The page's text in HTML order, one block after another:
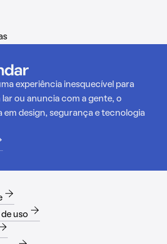
experiência inesquecível para
ou anuncia com a gente, o
design, segurança e tecnologia
de uso